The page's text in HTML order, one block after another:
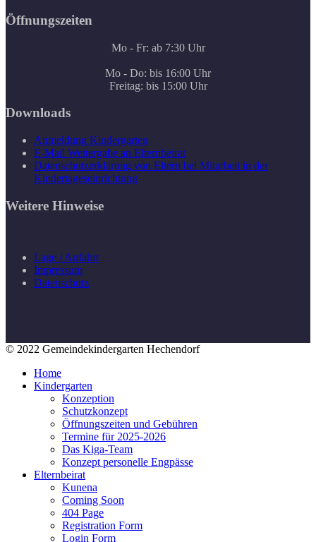
Öffnungszeiten
Mo - Fr: ab 7:30 Uhr
Mo - Do: bis 16:00 Uhr
Freitag: bis 15:00 Uhr
Downloads
Anmeldung Kindergarten
E-Mail Weitergabe an Elternbeirat
Datenschutzerklärung von Eltern bei Mitarbeit in der
Kindertageseinrichtung
Weitere Hinweise
Lage / Anfahrt
Impressum
Datenschutz
© 2022 Gemeindekindergarten Hechendorf
Home
Kindergarten
Konzeption
Schutzkonzept
Öffnungszeiten und Gebühren
Termine für 2025-2026
Das Kiga-Team
Konzept personelle Engpässe
Elternbeirat
Kunena
Coming Soon
404 Page
Registration Form
Login Form